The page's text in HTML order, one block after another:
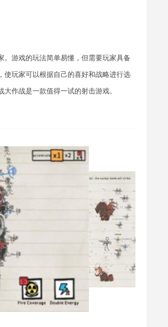
。游戏的玩法简单易懂，但需要玩家具备
使玩家可以根据自己的喜好和战略进行选
作战是一款值得一试的射击游戏。